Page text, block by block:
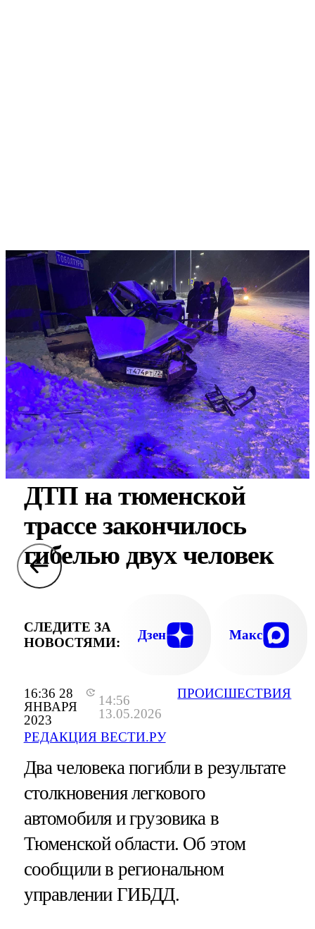
16:36 28
ЯНВАРЯ
2023
14:56
13.05.2026
РЕДАКЦИЯ ВЕСТИ.РУ
ПРОИСШЕСТВИЯ
ДТП на тюменской
трассе закончилось
гибелью двух человек
СЛЕДИТЕ ЗА
НОВОСТЯМИ:
Дзен Макс
Два человека погибли в результате
столкновения легкового
автомобиля и грузовика в
Тюменской области. Об этом
сообщили в региональном
управлении ГИБДД.